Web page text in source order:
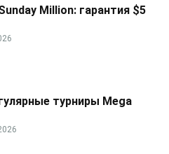
Million: гарантия $5
турниры Mega